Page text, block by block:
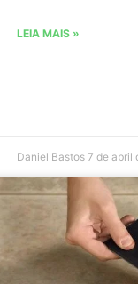
LEIA MAIS »
Daniel Bastos 7 de abril